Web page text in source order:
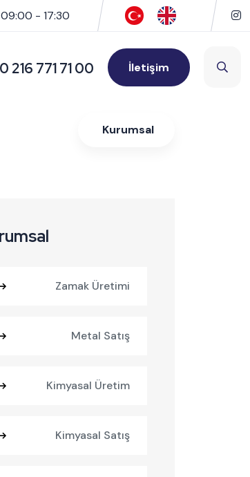
- 17:30
216 771 71 00 İletişim
Kurumsal
Zamak Üretimi
Metal Satış
Kimyasal Üretim
Kimyasal Satış